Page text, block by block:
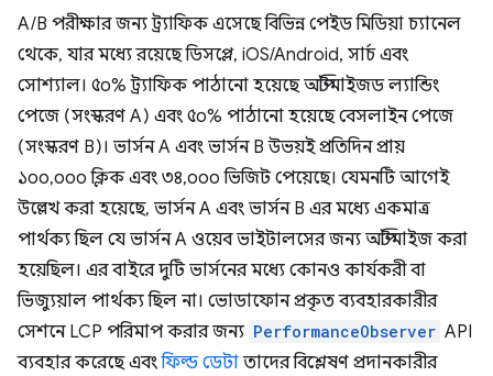
A/B পরীক্ষার জন্য ট্র্যাফিক এসেছে বিভিন্ন পেইড মিডিয়া চ্যানেল
থেকে, যার মধ্যে রয়েছে ডিসপ্লে, iOS/Android, সার্চ এবং
সোশ্যাল। ৫০% ট্র্যাফিক পাঠানো হয়েছে অপ্টিমাইজড ল্যান্ডিং
পেজে (সংস্করণ A) এবং ৫০% পাঠানো হয়েছে বেসলাইন পেজে
(সংস্করণ B)। ভার্সন A এবং ভার্সন B উভয়ই প্রতিদিন প্রায়
১০০,০০০ ক্লিক এবং ৩৪,০০০ ভিজিট পেয়েছে। যেমনটি আগেই
উল্লেখ করা হয়েছে, ভার্সন A এবং ভার্সন B এর মধ্যে একমাত্র
পার্থক্য ছিল যে ভার্সন A ওয়েব ভাইটালসের জন্য অপ্টিমাইজ করা
হয়েছিল। এর বাইরে দুটি ভার্সনের মধ্যে কোনও কার্যকরী বা
ভিজ্যুয়াল পার্থক্য ছিল না। ভোডাফোন প্রকৃত ব্যবহারকারীর
সেশনে LCP পরিমাপ করার জন্য PerformanceObserver API
ব্যবহার করেছে এবংফিল্ড ডেটা তাদের বিশ্লেষণ প্রদানকারীর